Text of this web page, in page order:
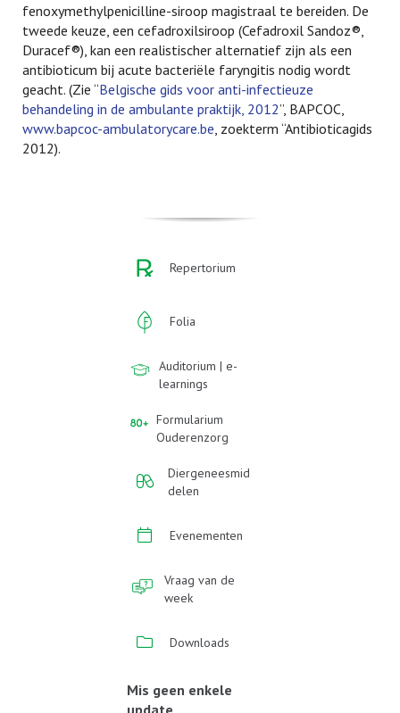
fenoxymethylpenicilline-siroop magistraal te bereiden. De
tweede keuze, een cefadroxilsiroop (Cefadroxil Sandoz®,
Duracef®), kan een realistischer alternatief zijn als een
antibioticum bij acute bacteriële faryngitis nodig wordt
geacht. (Zie “Belgische gids voor anti-infectieuze
behandeling in de ambulante praktijk, 2012”, BAPCOC,
www.bapcoc-ambulatorycare.be, zoekterm “Antibioticagids
2012).
Repertorium
Folia
Auditorium | e-
learnings
Formularium
Ouderenzorg
Diergeneesmid
delen
Evenementen
Vraag van de
week
Downloads
Mis geen enkele
update